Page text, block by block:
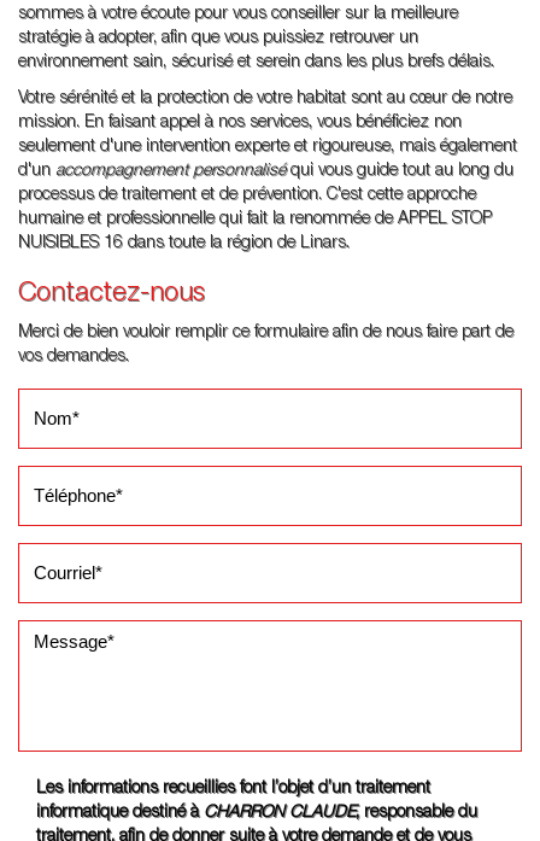
sommes à votre écoute pour vous conseiller sur la meilleure
stratégie à adopter, afin que vous puissiez retrouver un
environnement sain, sécurisé et serein dans les plus brefs délais.
Votre sérénité et la protection de votre habitat sont au cœur de notre
mission. En faisant appel à nos services, vous bénéficiez non
seulement d'une intervention experte et rigoureuse, mais également
d'un accompagnement personnaliséqui vous guide tout au long du
processus de traitement et de prévention. C'est cette approche
humaine et professionnelle qui fait la renommée de APPEL STOP
NUISIBLES 16 dans toute la région de Linars.
Contactez-nous
Merci de bien vouloir remplir ce formulaire afin de nous faire part de
vos demandes.
Les informations recueillies font l’objet d’un traitement
informatique destiné à
CHARRON CLAUDE, responsable du
traitement, afin de donner suite à votre demande et de vous